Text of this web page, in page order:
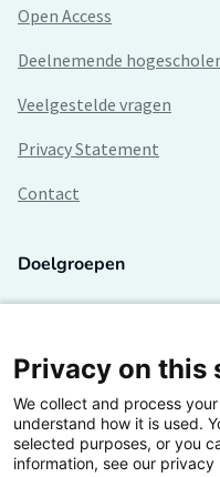
Open Access
Deelnemende
Veelgestelde vragen
Privacy Statement
Contact
Doelgroepen
Lectoren en onderzoekers
Bedrijven
Hogescholen
Privacy on this
We collect and process
understand how it is used.
selected purposes, or you
information, see our privacy